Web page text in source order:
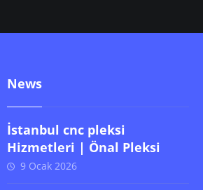
News
İstanbul cnc pleksi
Hizmetleri | Önal Pleksi
9 Ocak 2026